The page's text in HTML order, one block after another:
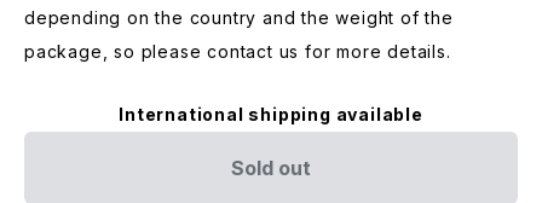
depending on the country and the weight of the
package, so please contact us for more details.
International shipping available
Sold out